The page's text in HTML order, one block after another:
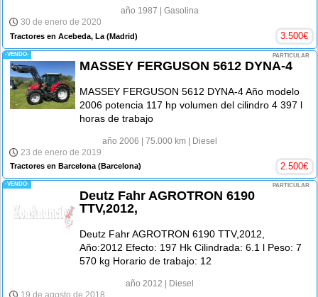
año 1987 | Gasolina
30 de enero de 2020
Tractores en Acebeda, La (Madrid) 3.500€
-VENDO- PARTICULAR
MASSEY FERGUSON 5612 DYNA-4
MASSEY FERGUSON 5612 DYNA-4 Año modelo
2006 potencia 117 hp volumen del cilindro 4 397 l
horas de trabajo
año 2006 | 75.000 km | Diesel
23 de enero de 2019
Tractores en Barcelona (Barcelona) 2.500€
-VENDO- PARTICULAR
Deutz Fahr AGROTRON 6190
TTV,2012,
Deutz Fahr AGROTRON 6190 TTV,2012,
Año:2012 Efecto: 197 Hk Cilindrada: 6.1 l Peso: 7
570 kg Horario de trabajo: 12
año 2012 | Diesel
19 de agosto de 2018